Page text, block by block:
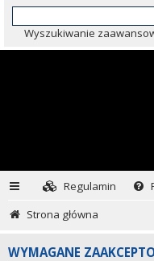
Wyszukiwanie
Regulamin
Strona główna
WYMAGANE